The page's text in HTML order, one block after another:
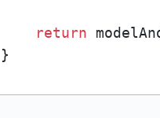
return
}